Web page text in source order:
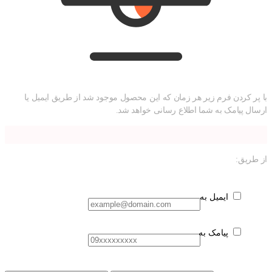
با پر کردن فرم زیر هر زمان که این محصول موجود شد از طریق ایمیل یا
ارسال پیامک به شما اطلاع رسانی خواهد شد.
از طریق:
ایمیل به
پیامک به